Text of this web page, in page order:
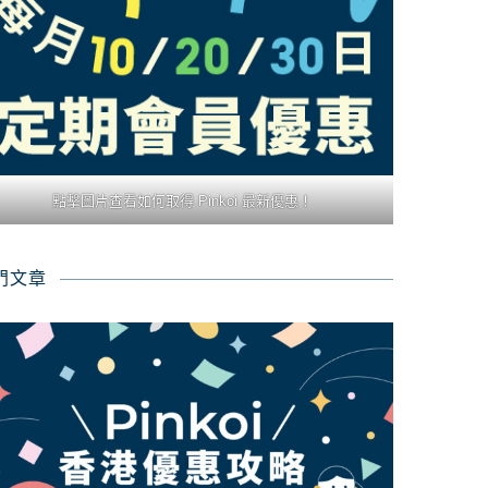
點擊圖片查看如何取得 Pinkoi 最新優惠！
文章